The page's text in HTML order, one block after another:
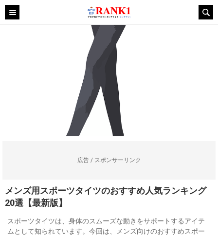
広告 / スポンサーリンク
メンズ用スポーツタイツのおすすめ人気ランキング
20選【最新版】
スポーツタイツは、身体のスムーズな動きをサポートするアイテ
ムとして知られています。今回は、メンズ向けのおすすめスポー